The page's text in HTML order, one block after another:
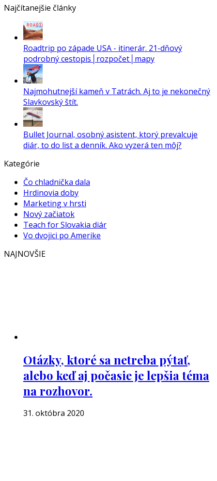
Najčítanejšie články
Roadtrip po západe USA - itinerár. 21-dňový
podrobný cestopis│rozpočet│mapy
Najmohutnejší kameň v Tatrách. Aj to je nekonečný
Slavkovský štít.
Bullet Journal, osobný asistent, ktorý prevalcuje
diár, to do list a denník. Ako vyzerá ten môj?
Kategórie
Čo chladnička dala
Hrdinovia doby
Marketing v hrsti
Nový začiatok
Teach for Slovakia diár
Vo dvojici po Amerike
NAJNOVŠIE
Otázky, ktoré sa netreba pýtať,
alebo keď aj počasie je lepšia téma
na rozhovor.
31. októbra 2020